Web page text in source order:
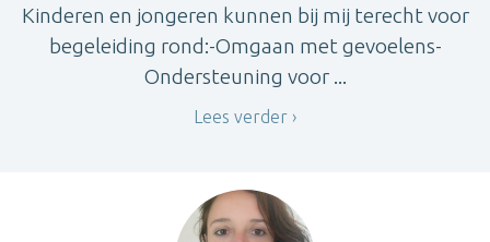
Kinderen en jongeren kunnen bij mij terecht voor
begeleiding rond:-Omgaan met gevoelens-
Ondersteuning voor ...
Lees verder